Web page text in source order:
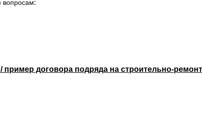
вопросам:
пример договора подряда на строительно-